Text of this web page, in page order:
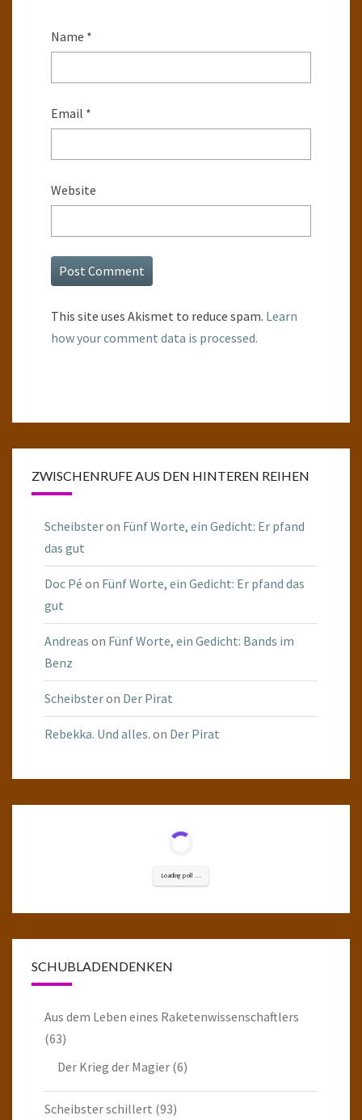
Name *
Email *
Website
This site uses Akismet to reduce spam. Learn
how your comment data is processed.
ZWISCHENRUFE AUS DEN HINTEREN REIHEN
Scheibsteron Fünf Worte, ein Gedicht: Er pfand
das gut
Doc Pé on Fünf Worte, ein Gedicht: Er pfand das
gut
Andreas on Fünf Worte, ein Gedicht: Bands im
Benz
Scheibsteron Der Pirat
Rebekka. Und alles. on Der Pirat
Loading poll ...
SCHUBLADENDENKEN
Aus dem Leben eines Raketenwissenschaftlers
(63)
Der Krieg der Magier (6)
Scheibster schillert (93)